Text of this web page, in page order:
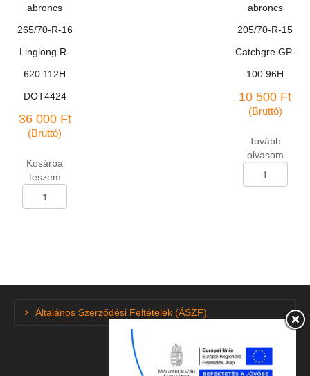
2614,
garancia
nélkül
abroncs
265/70-R-16
Linglong R-
620 112H
DOT4424
36 000 Ft
(Bruttó)
Kosárba
teszem
abroncs
620
DOT4424
abroncs
205/70-R-15
Catchgre GP-
100 96H
10 500 Ft
(Bruttó)
Tovább
olvasom
abroncs
Általános Szerződési Feltételek (ÁSZF)